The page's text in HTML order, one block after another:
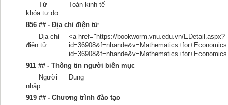
Từ
khóa tự do
Toán kinh tế
856 ## - Địa chỉ điện tử
Địa chỉ
điện tử
<a href="https://bookworm.vnu.edu.vn/EDetail.aspx?
911 ## - Thông tin người biên mục
Người
nhập
Dung
919 ## - Chương trình đào tạo